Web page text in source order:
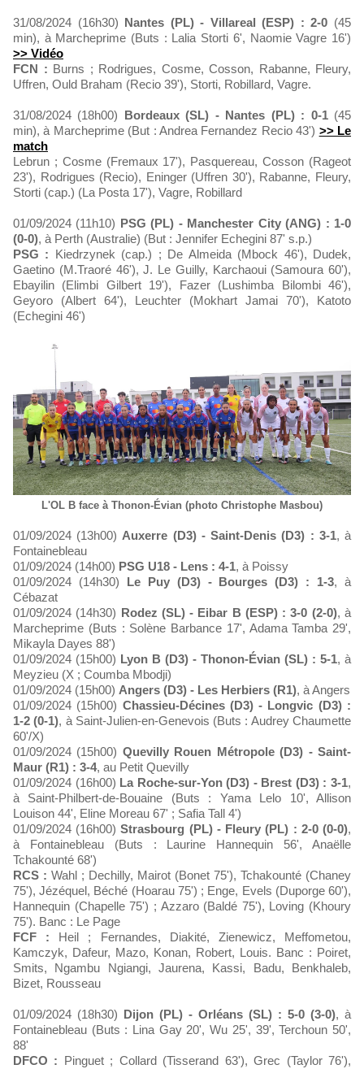
31/08/2024 (16h30) Nantes (PL) - Villareal (ESP) : 2-0 (45
min), à Marcheprime (Buts : Lalia Storti 6', Naomie Vagre 16')
>> Vidéo
FCN : Burns ; Rodrigues, Cosme, Cosson, Rabanne, Fleury,
Uffren, Ould Braham (Recio 39'), Storti, Robillard, Vagre.
31/08/2024 (18h00) Bordeaux (SL) - Nantes (PL) : 0-1(45
min), à Marcheprime (But : Andrea Fernandez Recio 43') >> Le
match
Lebrun ; Cosme (Fremaux 17'), Pasquereau, Cosson (Rageot
23'), Rodrigues (Recio), Eninger (Uffren 30'), Rabanne, Fleury,
Storti (cap.) (La Posta 17'), Vagre, Robillard
01/09/2024 (11h10) PSG (PL) - Manchester City (ANG) : 1-0
(0-0), à Perth (Australie) (But : Jennifer Echegini 87' s.p.)
PSG : Kiedrzynek (cap.) ; De Almeida (Mbock 46'), Dudek,
Gaetino (M.Traoré 46'), J. Le Guilly, Karchaoui (Samoura 60'),
Ebayilin (Elimbi Gilbert 19'), Fazer (Lushimba Bilombi 46'),
Geyoro (Albert 64'), Leuchter (Mokhart Jamai 70'), Katoto
(Echegini 46')
L'OL B face à Thonon-Évian (photo Christophe Masbou)
01/09/2024 (13h00) Auxerre (D3) - Saint-Denis (D3) : 3-1, à
Fontainebleau
01/09/2024 (14h00) PSG U18 - Lens : 4-1, à Poissy
01/09/2024 (14h30) Le Puy (D3) - Bourges (D3) : 1-3, à
Cébazat
01/09/2024 (14h30) Rodez (SL) - Eibar B (ESP) : 3-0 (2-0), à
Marcheprime (Buts : Solène Barbance 17', Adama Tamba 29',
Mikayla Dayes 88')
01/09/2024 (15h00) Lyon B (D3) - Thonon-Évian (SL) : 5-1, à
Meyzieu (X ; Coumba Mbodji)
01/09/2024 (15h00) Angers (D3) - Les Herbiers (R1), à Angers
01/09/2024 (15h00) Chassieu-Décines (D3) - Longvic (D3) :
1-2 (0-1), à Saint-Julien-en-Genevois (Buts : Audrey Chaumette
60'/X)
01/09/2024 (15h00) Quevilly Rouen Métropole (D3) - Saint-
Maur (R1) : 3-4, au Petit Quevilly
01/09/2024 (16h00) La Roche-sur-Yon (D3) - Brest (D3) : 3-1,
à Saint-Philbert-de-Bouaine (Buts : Yama Lelo 10', Allison
Louison 44', Eline Moreau 67' ; Safia Tall 4')
01/09/2024 (16h00)Strasbourg (PL) - Fleury (PL) : 2-0 (0-0),
à Fontainebleau (Buts : Laurine Hannequin 56', Anaëlle
Tchakounté 68')
RCS : Wahl ; Dechilly, Mairot (Bonet 75'), Tchakounté (Chaney
75'), Jézéquel, Béché (Hoarau 75') ; Enge, Evels (Duporge 60'),
Hannequin (Chapelle 75') ; Azzaro (Baldé 75'), Loving (Khoury
75'). Banc : Le Page
FCF : Heil ; Fernandes, Diakité, Zienewicz, Meffometou,
Kamczyk, Dafeur, Mazo, Konan, Robert, Louis. Banc : Poiret,
Smits, Ngambu Ngiangi, Jaurena, Kassi, Badu, Benkhaleb,
Bizet, Rousseau
01/09/2024 (18h30) Dijon (PL) - Orléans (SL) : 5-0 (3-0), à
Fontainebleau (Buts : Lina Gay 20', Wu 25', 39', Terchoun 50',
88'
DFCO : Pinguet ; Collard (Tisserand 63'), Grec (Taylor 76'),